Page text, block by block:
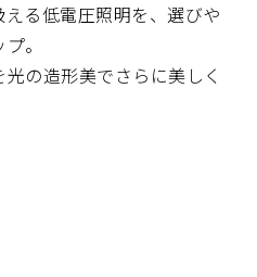
る低電圧照明を、選びや
。
の造形美でさらに美しく